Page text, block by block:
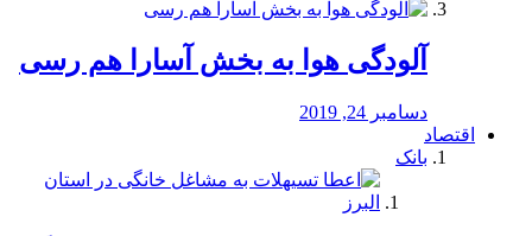
آلودگی هوا به بخش آسارا هم رسی
دسامبر 24, 2019
اقتصاد
بانک